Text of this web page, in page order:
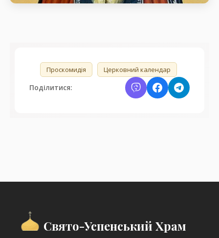
Проскомидія Церковний календар
Поділитися:
Свято-Успенський Храм